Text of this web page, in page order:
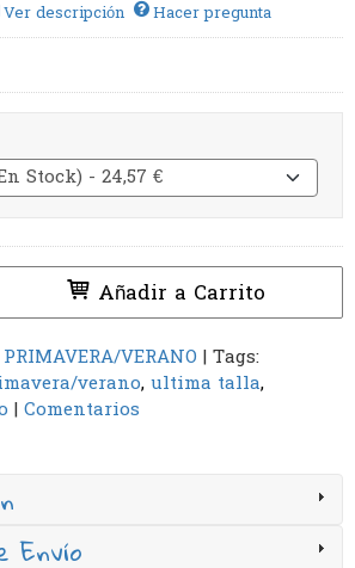
Ver descripción Hacer pregunta
Añadir a Carrito
VERANO | Tags:
verano ultima talla
| Comentarios
Envío